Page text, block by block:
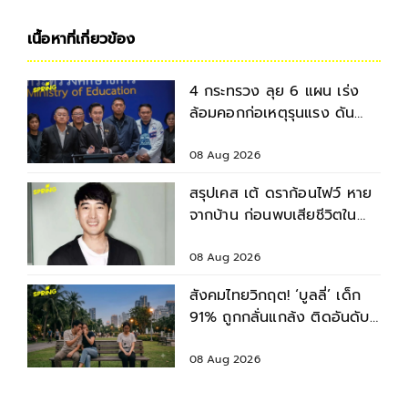
เนื้อหาที่เกี่ยวข้อง
4 กระทรวง ลุย 6 แผน เร่ง
ล้อมคอกก่อเหตุรุนแรง ดัน
ศึกษา
08 Aug 2026
สรุปเคส เต้ ดราก้อนไฟว์ หาย
จากบ้าน ก่อนพบเสียชีวิตใน
08 Aug 2026
สังคมไทยวิกฤต! ‘บูลลี่’ เด็ก
91% ถูกกลั่นแกล้ง ติดอันดับ
08 Aug 2026